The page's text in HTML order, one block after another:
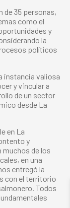
de 35 personas,
como el
y
la
políticos
instancia valiosa
y vincular a
de un sector
desde La
en La
y
muchos de los
en una
entregó la
con el territorio
Todos